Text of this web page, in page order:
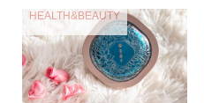
HEALTH&BEAUTY